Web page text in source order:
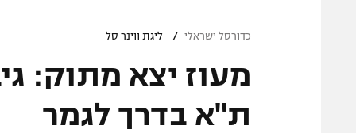
ברחבה
"מעל הליגה" – פודקאסט
"מחצית בשכונה" – פודקאסט
מכבי
כדורסל ישראלי / ליגת ווינר סל
מעוז יצא מתוק:
ת"א בדרך לגמר